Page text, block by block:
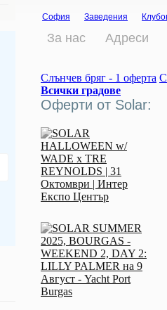
София Заведения
За нас Адреси
Слънчев бряг - 1 оферта
Всички градове
Оферти от Solar: